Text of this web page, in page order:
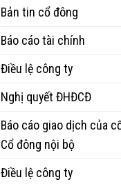
Bản tin cổ đông
Báo cáo tài chính
Điều lệ công ty
Nghị quyết ĐHĐCĐ
Báo cáo giao dịch của
Cổ đông nội bộ
Điều lệ công ty